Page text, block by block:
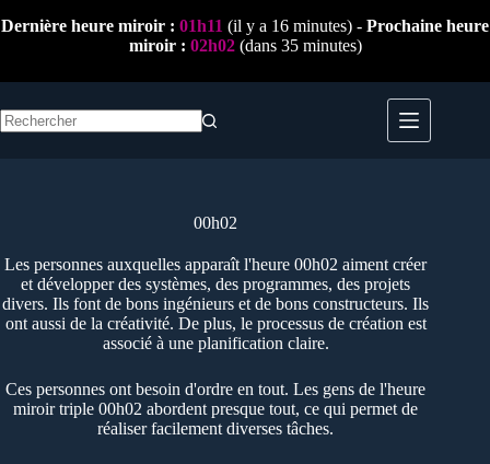
au
Dernière heure miroir : 01h11 (il y a 16 minutes) - Prochaine heure
miroir : 02h02(dans 35 minutes)
00h02
Les personnes auxquelles apparaît l'heure 00h02 aiment créer
et développer des systèmes, des programmes, des projets
divers. Ils font de bons ingénieurs et de bons constructeurs. Ils
ont aussi de la créativité. De plus, le processus de création est
associé à une planification claire.
Ces personnes ont besoin d'ordre en tout. Les gens de l'heure
miroir triple 00h02 abordent presque tout, ce qui permet de
réaliser facilement diverses tâches.